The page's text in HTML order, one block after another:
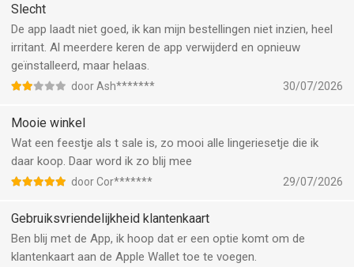
garandeert dat er een product is voor elke gelegenheid.
--
Hunkemöller - Shop Lingerie van Hunkemöller International is
hoger, geschikt bevonden voor gebruikers met leeftijden vanaf
17 jaar.
Informatie voor Hunkemöller - Shop Lingerieis het laatst
Slecht
De app laadt niet goed, ik kan mijn bestellingen niet inzien, heel
irritant. Al meerdere keren de app verwijderd en opnieuw
geïnstalleerd, maar helaas.
door Ash******* 30/07/2026
Mooie winkel
Wat een feestje als t sale is, zo mooi alle lingeriesetje die ik
daar koop. Daar word ik zo blij mee
door Cor******* 29/07/2026
Gebruiksvriendelijkheid klantenkaart
Ben blij met de App, ik hoop dat er een optie komt om de
klantenkaart aan de Apple Wallet toe te voegen.